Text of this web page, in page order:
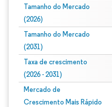
Tamanho do Mercado
(2026)
Tamanho do Mercado
(2031)
Taxa de crescimento
(2026 - 2031)
Mercado de
Crescimento Mais Rápido